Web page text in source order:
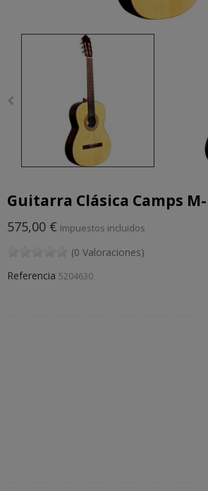
Guitarra Clásica Camps M-
575,00 € Impuestos incluidos
(0 Valoraciones)
Referencia 5204630